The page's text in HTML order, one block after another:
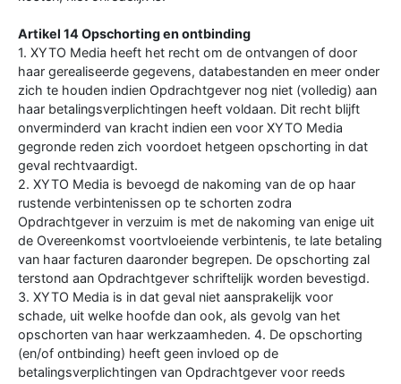
Artikel 14 Opschorting en ontbinding
1. XYTO Media heeft het recht om de ontvangen of door
haar gerealiseerde gegevens, databestanden en meer onder
zich te houden indien Opdrachtgever nog niet (volledig) aan
haar betalingsverplichtingen heeft voldaan. Dit recht blijft
onverminderd van kracht indien een voor XYTO Media
gegronde reden zich voordoet hetgeen opschorting in dat
geval rechtvaardigt.
2. XYTO Media is bevoegd de nakoming van de op haar
rustende verbintenissen op te schorten zodra
Opdrachtgever in verzuim is met de nakoming van enige uit
de Overeenkomst voortvloeiende verbintenis, te late betaling
van haar facturen daaronder begrepen. De opschorting zal
terstond aan Opdrachtgever schriftelijk worden bevestigd.
3. XYTO Media is in dat geval niet aansprakelijk voor
schade, uit welke hoofde dan ook, als gevolg van het
opschorten van haar werkzaamheden. 4. De opschorting
(en/of ontbinding) heeft geen invloed op de
betalingsverplichtingen van Opdrachtgever voor reeds